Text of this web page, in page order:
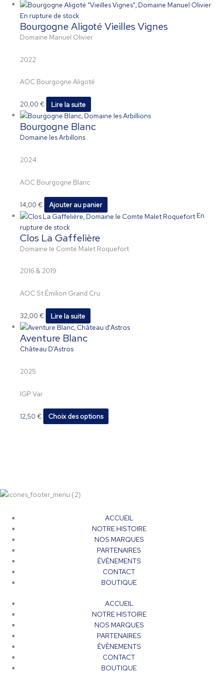
En rupture de stock
Bourgogne Aligoté Vieilles Vignes
Domaine Manuel Olivier
2022
AOC Bourgogne Aligoté
20,00€ Lire la suite
Bourgogne Blanc
Domaine les Arbillons
2024
AOC Bourgogne Blanc
14,00€
Ajouter au panier
En
rupture de stock
Clos La Gaffelière
Domaine le Comte Malet Roquefort
2016 & 2019
AOC St Émilion Grand Cru
32,00€ Lire la suite
Aventure Blanc
Château D’Astros
2025
IGP Var
12,50€ Choix des options
ACCUEIL
NOTRE HISTOIRE
NOS MARQUES
PARTENAIRES
ÉVÈNEMENTS
CONTACT
BOUTIQUE
ACCUEIL
NOTRE HISTOIRE
NOS MARQUES
PARTENAIRES
ÉVÈNEMENTS
CONTACT
BOUTIQUE